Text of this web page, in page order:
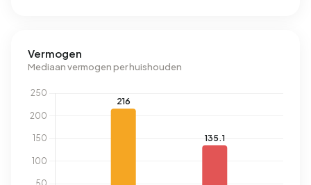
Vermogen
Mediaan vermogen per huishouden